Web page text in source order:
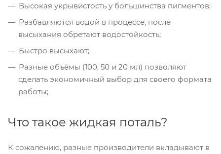
Высокая укрывистость у большинства пигментов;
Разбавляются водой в процессе, после
высыхания обретают водостойкость;
Быстро высыхают;
Разные объёмы (100, 50 и 20 мл) позволяют
сделать экономичный выбор для своего формата
работы;
Что такое жидкая поталь?
К сожалению, разные производители вкладывают в